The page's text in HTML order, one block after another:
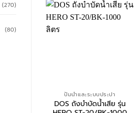
(270)
(80)
ปั้มน้ำและระบบประปา
DOS ถังบำบัดน้ำเสีย รุ่น